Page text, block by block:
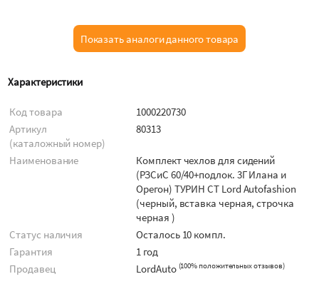
Показать аналоги данного товара
Характеристики
Код товара
1000220730
Артикул
(каталожный номер)
80313
Наименование
Комплект чехлов для сидений
(РЗСиС 60/40+подлок. 3Г Илана и
Орегон) ТУРИН СТ Lord Autofashion
(черный, вставка черная, строчка
черная )
Статус наличия
Осталось 10 компл.
Гарантия
1 год
Продавец
LordAuto (100% положительных отзывов)